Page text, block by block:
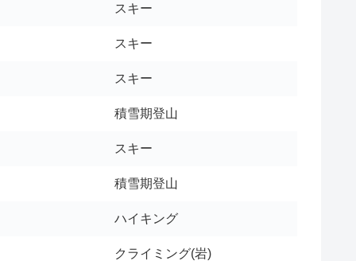
スキー
スキー
スキー
積雪期登山
スキー
積雪期登山
ハイキング
クライミング(岩)